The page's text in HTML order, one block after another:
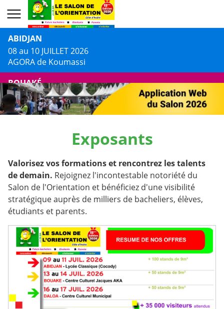
ABIDJAN
08 au 10 JUILLET 2026
AGORA de Koumassi
BOUAKÉ
13 au 14 JUILLET 2026
Centre Culturel Jacques AKA
16 au 17 JUILLET 2026
Centre Culturel Municipal
Exposants
Valorisez vos formations et rencontrez les talents
de demain. Rejoignez l'incontestable notoriété du
Salon de l'Orientation et bénéficiez d'une visibilité
stratégique auprès de milliers de bacheliers, élèves,
étudiants et parents.